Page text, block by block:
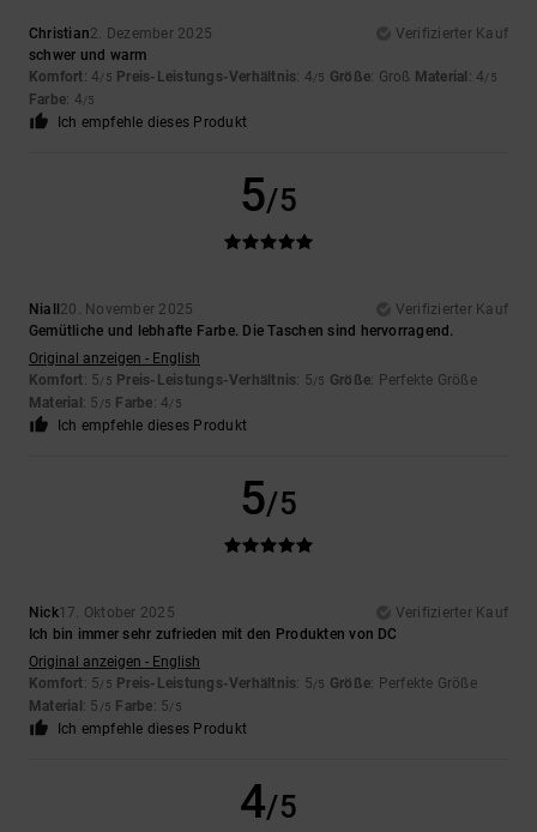
Christian2. Dezember 2025
Verifizierter Kauf
schwer und warm
Komfort: 4/5 Preis-Leistungs-Verhältnis: 4/5 Größe: Groß Material : 4/5
Farbe: 4/5
Ich empfehle dieses Produkt
5/5
Niall 20. November 2025
Verifizierter Kauf
Gemütliche und lebhafte Farbe. Die Taschen sind hervorragend.
Original anzeigen - English
Komfort: 5/5 Preis-Leistungs-Verhältnis: 5/5 Größe: Perfekte Größe
Material : 5 /5 Farbe: 4/5
Ich empfehle dieses Produkt
5/5
Nick17. Oktober 2025
Verifizierter Kauf
Ich bin immer sehr zufrieden mit den Produkten von DC
Original anzeigen - English
Komfort: 5/5 Preis-Leistungs-Verhältnis: 5/5 Größe: Perfekte Größe
Material : 5 /5 Farbe: 5/5
Ich empfehle dieses Produkt
4/5